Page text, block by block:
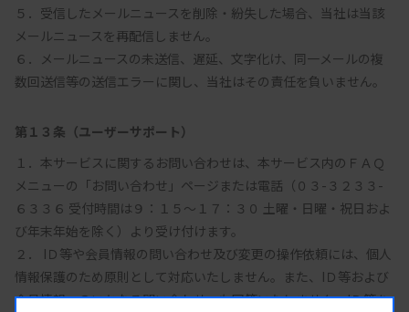
５．受信したメールニュースを削除・紛失した場合、当社は当該
メールニュースを再配信しません。
６．メールニュースの未送信、遅延、文字化け、同一メールの複
第１３条（ユーザーサポート）
１．本サービスに関するお問い合わせは、本サービス内のＦＡＱ
メニューの「お問い合わせ」ページまたは電話（０３-３２３３-
６３３６ 受付時間は９：１５～１７：３０ 土曜・日曜・祝日およ
び年末年始を除く）より受け付けます。
２． IＤ等や会員情報の問い合わせ及び変更の操作依頼には、個人
情報保護のため原則として対応いたしません。また、IＤ等および
会員情報へのいかなる問い合わせへも回答いたしません。IＤ等を